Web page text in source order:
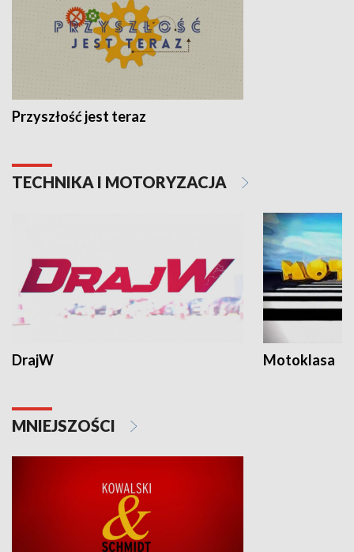
Przyszłość jest teraz
TECHNIKA I MOTORYZACJA
DrajW Motoklasa
MNIEJSZOŚCI